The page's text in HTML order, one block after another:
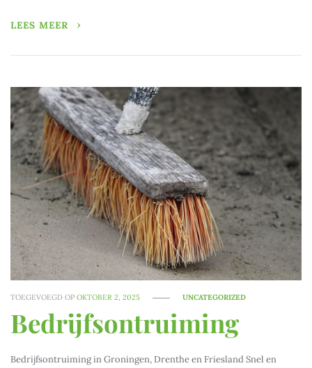
LEES MEER
TOEGEVOEGD OPOKTOBER 2, 2025 UNCATEGORIZED
Bedrijfsontruiming
Bedrijfsontruiming in Groningen, Drenthe en Friesland Snel en